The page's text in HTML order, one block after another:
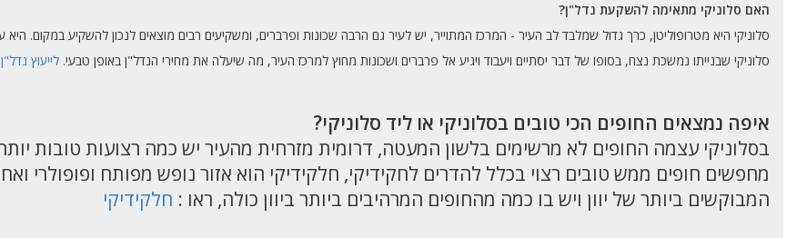
האם סלוניקי מתאימה להשקעת נדל"ן?
סלוניקי היא מטרופוליטן, כרך גדול שמלבד לב העיר - המרכז המתוייר, יש לעיר גם הרבה שכונות ופרברים, ומשקיעים רבים מוצאים לנכון להשקיע במקום.
סלוניקי שבנייתו נמשכת נצח, בסופו של דבר יסתיים ויעבוד ויגיע אל פרברים ושכונות מחוץ למרכז העיר, מה שיעלה את מחירי הנדל"ן באופן טבעי. לייעוץ
איפה נמצאים החופים הכי טובים בסלוניקי או ליד סלוניקי?
בסלוניקי עצמה החופים לא מרשימים בלשון המעטה, דרומית מזרחית מהעיר יש כמה רצועות טובות
מחפשים חופים ממש טובים רצוי בכלל להדרים לחקידיקי, חלקידיקי הוא אזור נופש מפותח ופופולרי
המבוקשים ביותר של יוון ויש בו כמה מהחופים המרהיבים ביותר ביוון כולה, ראו : חלקידיקי